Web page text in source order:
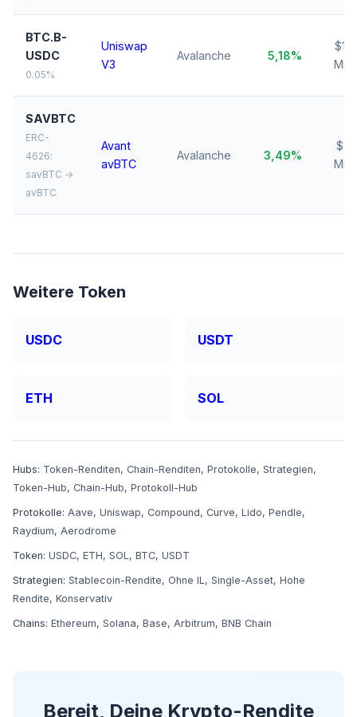
BTC.B-
USDC
0.05%
Uniswap
V3
Avalanche 5,18%
$1,2
Mio.
SAVBTC
ERC-
4626:
savBTC →
avBTC
Avant
avBTC
Avalanche 3,49%
$7,1
Mio.
Weitere Token
USDC USDT
ETH SOL
Hubs: Token-Renditen, Chain-Renditen, Protokolle, Strategien,
Token-Hub, Chain-Hub, Protokoll-Hub
Protokolle: Aave, Uniswap, Compound, Curve, Lido, Pendle,
Raydium, Aerodrome
Token: USDC, ETH, SOL, BTC, USDT
Strategien: Stablecoin-Rendite, Ohne IL, Single-Asset, Hohe
Rendite, Konservativ
Chains: Ethereum, Solana, Base, Arbitrum, BNB Chain
Bereit, Deine Krypto-Rendite